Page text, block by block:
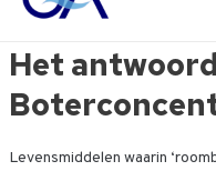
Het antwoor
Levensmiddelen waarin